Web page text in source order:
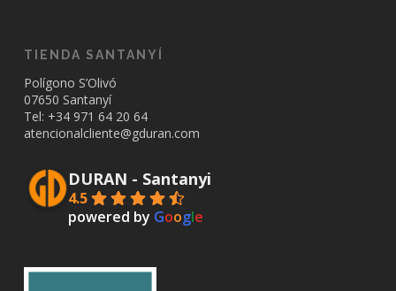
TIENDA SANTANYÍ
Polígono S’Olivó
07650 Santanyí
Tel: +34 971 64 20 64
atencionalcliente@gduran.com
DURAN - Santanyi
4.5
powered by Google